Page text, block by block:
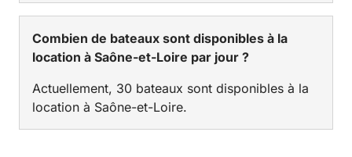
Combien de bateaux sont disponibles à la
location à Saône-et-Loire par jour ?
Actuellement, 30 bateaux sont disponibles à la
location à Saône-et-Loire.